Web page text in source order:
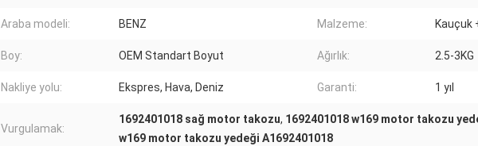
Araba modeli: BENZ Malzeme: Kauçuk
Boy: OEM Standart Boyut Ağırlık: 2.5-3KG
Nakliye yolu: Ekspres, Hava, Deniz Garanti: 1 yıl
Vurgulamak:
1692401018 sağ motor takozu, 1692401018 w169 motor takozu
w169 motor takozu yedeği A1692401018